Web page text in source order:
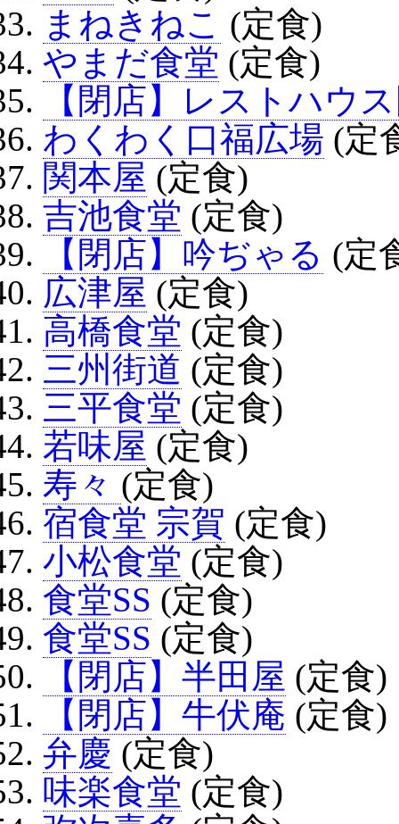
まねきねこ (定食)
やまだ食堂 (定食)
【閉店】レストハウ
わくわく口福広場 (定
関本屋 (定食)
吉池食堂 (定食)
【閉店】吟ぢゃる (定
広津屋 (定食)
高橋食堂 (定食)
三州街道 (定食)
三平食堂 (定食)
若味屋 (定食)
寿々 (定食)
宿食堂 宗賀 (定食)
小松食堂 (定食)
食堂SS (定食)
食堂SS (定食)
【閉店】半田屋 (定食)
【閉店】牛伏庵 (定食)
弁慶 (定食)
味楽食堂 (定食)